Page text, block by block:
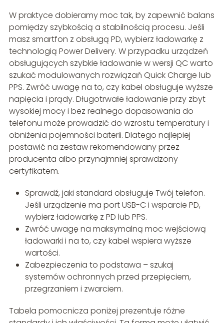
W praktyce dobieramy moc tak, by zapewnić balans
pomiędzy szybkością a stabilnością procesu. Jeśli
masz smartfon z obsługą PD, wybierz ładowarkę z
technologią Power Delivery. W przypadku urządzeń
obsługujących szybkie ładowanie w wersji QC warto
szukać modulowanych rozwiązań Quick Charge lub
PPS. Zwróć uwagę na to, czy kabel obsługuje wyższe
napięcia i prądy. Długotrwałe ładowanie przy zbyt
wysokiej mocy i bez realnego dopasowania do
telefonu może prowadzić do wzrostu temperatury i
obniżenia pojemności baterii. Dlatego najlepiej
postawić na zestaw rekomendowany przez
producenta albo przynajmniej sprawdzony
certyfikatem.
Sprawdź, jaki standard obsługuje Twój telefon.
Jeśli urządzenie ma port USB-C i wsparcie PD,
wybierz ładowarkę z PD lub PPS.
Zwróć uwagę na maksymalną moc wejściową
ładowarki i na to, czy kabel wspiera wyższe
wartości.
Zabezpieczenia to podstawa – szukaj
systemów ochronnych przed przepięciem,
przegrzaniem i zwarciem.
Tabela pomocnicza poniżej prezentuje różne